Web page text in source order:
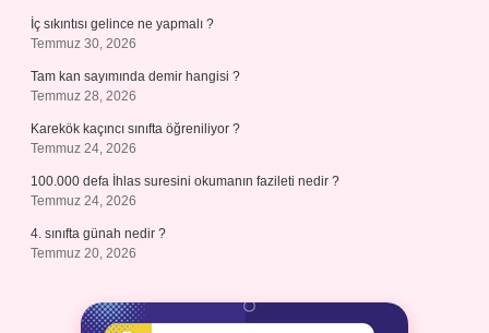
İç sıkıntısı gelince ne yapmalı ?
Temmuz 30, 2026
Tam kan sayımında demir hangisi ?
Temmuz 28, 2026
Karekök kaçıncı sınıfta öğreniliyor ?
Temmuz 24, 2026
100.000 defa İhlas suresini okumanın fazileti nedir ?
Temmuz 24, 2026
4. sınıfta günah nedir ?
Temmuz 20, 2026